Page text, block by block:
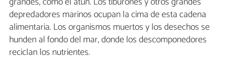
depredadores marinos ocupan la cima de esta cadena
alimentaria. Los organismos muertos y los desechos se
hunden al fondo del mar, donde los descomponedores
reciclan los nutrientes.